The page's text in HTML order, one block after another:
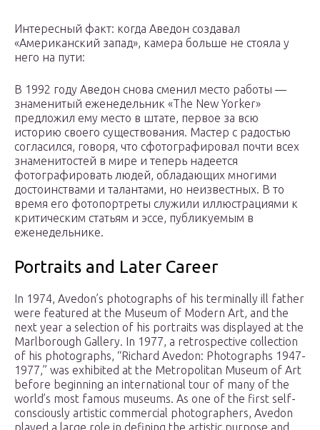
Интересный факт: когда Аведон создавал
«Американский запад», камера больше не стояла у
него на пути:
В 1992 году Аведон снова сменил место работы —
знаменитый еженедельник «The New Yorker»
предложил ему место в штате, первое за всю
историю своего существования. Мастер с радостью
согласился, говоря, что сфотографировал почти всех
знаменитостей в мире и теперь надеется
фотографировать людей, обладающих многими
достоинствами и талантами, но неизвестных. В то
время его фотопортреты служили иллюстрациями к
критическим статьям и эссе, публикуемым в
еженедельнике.
Portraits and Later Career
In 1974, Avedon’s photographs of his terminally ill father
were featured at the Museum of Modern Art, and the
next year a selection of his portraits was displayed at the
Marlborough Gallery. In 1977, a retrospective collection
of his photographs, “Richard Avedon: Photographs 1947-
1977,” was exhibited at the Metropolitan Museum of Art
before beginning an international tour of many of the
world’s most famous museums. As one of the first self-
consciously artistic commercial photographers, Avedon
played a large role in defining the artistic purpose and